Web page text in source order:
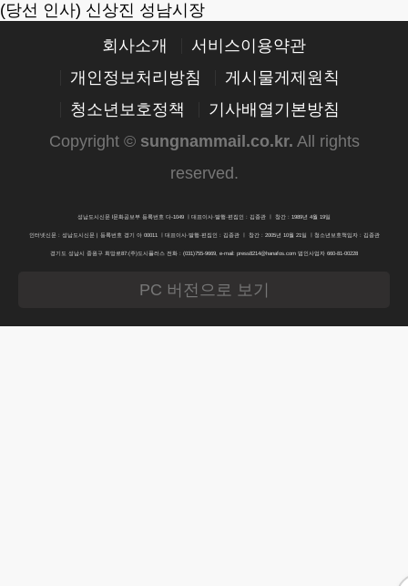
(당선 인사) 신상진 성남시장
회사소개
서비스이용약관
개인정보처리방침
게시물게제원칙
청소년보호정책
기사배열기본방침
Copyright © sungnammail.co.kr. All rights
reserved.
성남도시신문 l문화공보부 등록번호 다-1049 ㅣ대표이사·발행·편집인 : 김종관 ㅣ 창간 : 1989년 4월 19일
인터넷신문 : 성남도시신문 | 등록번호 경기 아 00011 ㅣ대표이사·발행·편집인 : 김종관 ㅣ 창간 : 2005년 10월 21일 ㅣ청소년보호책임자 : 김종관
경기도 성남시 중원구 희망로87:(주)도시플러스 전화 : (031)755-9669, e-mail: press8214@hanafos.com 법인사업자 660-81-00228
PC 버전으로 보기